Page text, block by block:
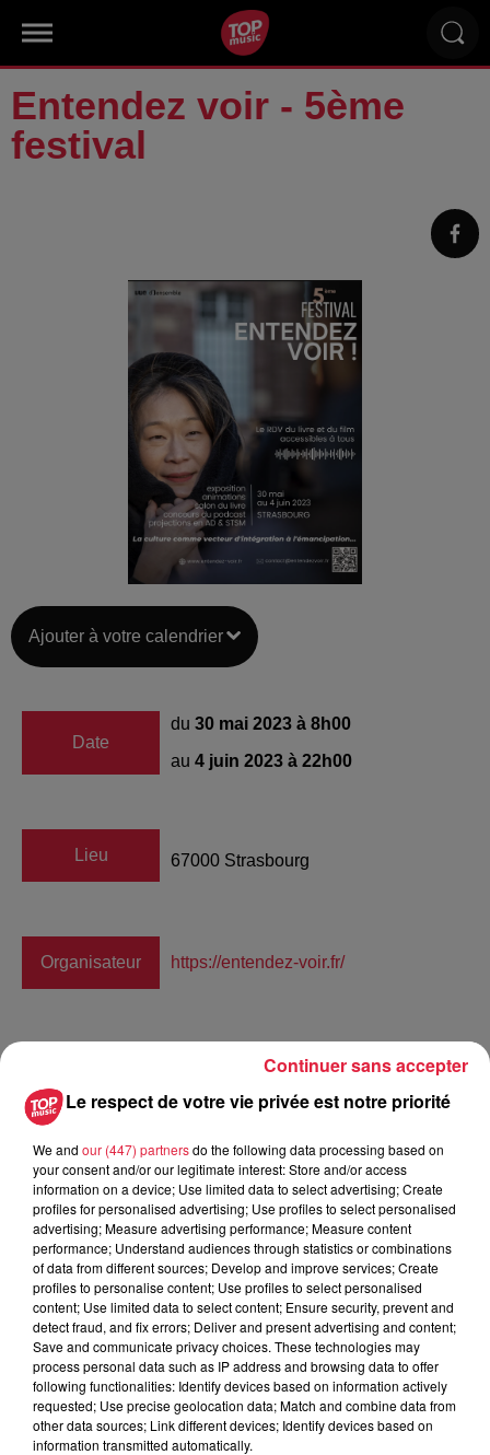
Entendez voir - 5ème
festival
Ajouter à votre calendrier
Date
du 30 mai 2023 à 8h00
au 4 juin 2023 à 22h00
Lieu 67000 Strasbourg
Organisateur https://entendez-voir.fr/
"La culture comme vecteur
d'intégration à l'émancipation
féminine"
L’accessibilitépour que les personnes porteuses de
handicaps visuels ou sourds et personnes valides puissent
se retrouver ensemble dans les mêmes lieux et consommer
la culture ;
La promotion du livreafin que les librairies de Strasbourg
et d’ailleurs s’intéressent davantage aux différents formats
du livre et favorise l’accès à la lecture ;
Le respect de votre vie privée est notre priorité
We and our (447) partnersdo the following data processing based on
your consent and/or our legitimate interest: Store and/or access
information on a device; Use limited data to select advertising; Create
profiles for personalised advertising; Use profiles to select personalised
advertising; Measure advertising performance; Measure content
performance; Understand audiences through statistics or combinations
of data from different sources; Develop and improve services; Create
profiles to personalise content; Use profiles to select personalised
content; Use limited data to select content; Ensure security, prevent and
detect fraud, and fix errors; Deliver and present advertising and content;
Save and communicate privacy choices. These technologies may
process personal data such as IP address and browsing data to offer
following functionalities: Identify devices based on information actively
requested; Use precise geolocation data; Match and combine data from
other data sources; Link different devices; Identify devices based on
information transmitted automatically.
Continuer sans accepter